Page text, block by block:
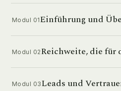
Modul 01 Einführung und
Modul 02Reichweite, die für
Modul 03Leads und